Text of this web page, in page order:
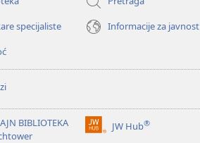
specijaliste
Informacije za javnost
BIBLIOTEKA
JW Hub®
(otvara